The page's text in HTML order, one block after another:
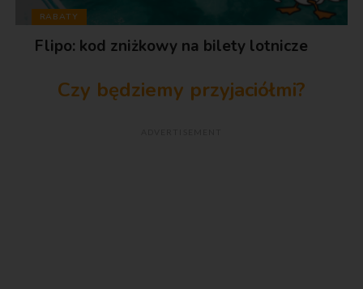
RABATY
Flipo: kod zniżkowy na bilety lotnicze
Czy będziemy przyjaciółmi?